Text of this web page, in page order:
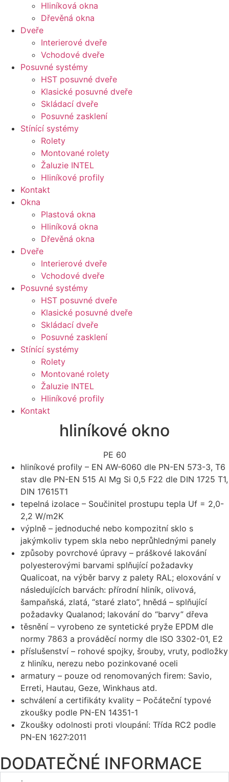
Hliníková okna
Dřevěná okna
Dveře
Interierové dveře
Vchodové dveře
Posuvné systémy
HST posuvné dveře
Klasické posuvné dveře
Skládací dveře
Posuvné zasklení
Stínící systémy
Rolety
Montované rolety
Žaluzie INTEL
Hliníkové profily
Kontakt
Okna
Plastová okna
Hliníková okna
Dřevěná okna
Dveře
Interierové dveře
Vchodové dveře
Posuvné systémy
HST posuvné dveře
Klasické posuvné dveře
Skládací dveře
Posuvné zasklení
Stínící systémy
Rolety
Montované rolety
Žaluzie INTEL
Hliníkové profily
Kontakt
hliníkové okno
PE 60
hliníkové profily – EN AW-6060 dle PN-EN 573-3, T6
stav dle PN-EN 515 Al Mg Si 0,5 F22 dle DIN 1725 T1,
DIN 17615T1
tepelná izolace – Součinitel prostupu tepla Uf = 2,0-
2,2 W/m2K
výplně – jednoduché nebo kompozitní sklo s
jakýmkoliv typem skla nebo neprůhlednými panely
způsoby povrchové úpravy – práškové lakování
polyesterovými barvami splňující požadavky
Qualicoat, na výběr barvy z palety RAL; eloxování v
následujících barvách: přírodní hliník, olivová,
šampaňská, zlatá, “staré zlato”, hnědá – splňující
požadavky Qualanod; lakování do “barvy” dřeva
těsnění – vyrobeno ze syntetické pryže EPDM dle
normy 7863 a prováděcí normy dle ISO 3302-01, E2
příslušenství – rohové spojky, šrouby, vruty, podložky
z hliníku, nerezu nebo pozinkované oceli
armatury – pouze od renomovaných firem: Savio,
Erreti, Hautau, Geze, Winkhaus atd.
schválení a certifikáty kvality – Počáteční typové
zkoušky podle PN-EN 14351-1
Zkoušky odolnosti proti vloupání: Třída RC2 podle
PN-EN 1627:2011
DODATEČNÉ INFORMACE